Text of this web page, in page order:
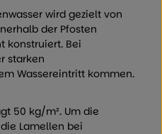
wird gezielt von
der Pfosten
konstruiert. Bei
starken
Wassereintritt kommen.
50 kg/m². Um die
Lamellen bei